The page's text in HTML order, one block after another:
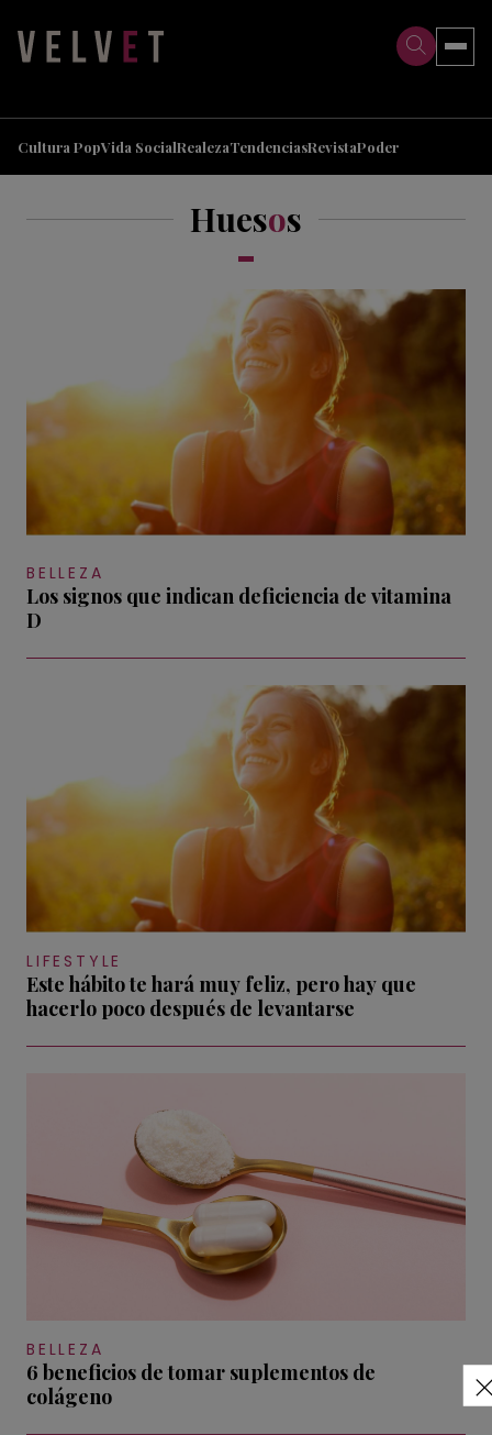
Cultura PopVida SocialRealezaTendenciasRevistaPoder
Huesos
BELLEZA
Los signos que indican deficiencia de vitamina
D
LIFESTYLE
Este hábito te hará muy feliz, pero hay que
hacerlo poco después de levantarse
BELLEZA
6 beneficios de tomar suplementos de
colágeno